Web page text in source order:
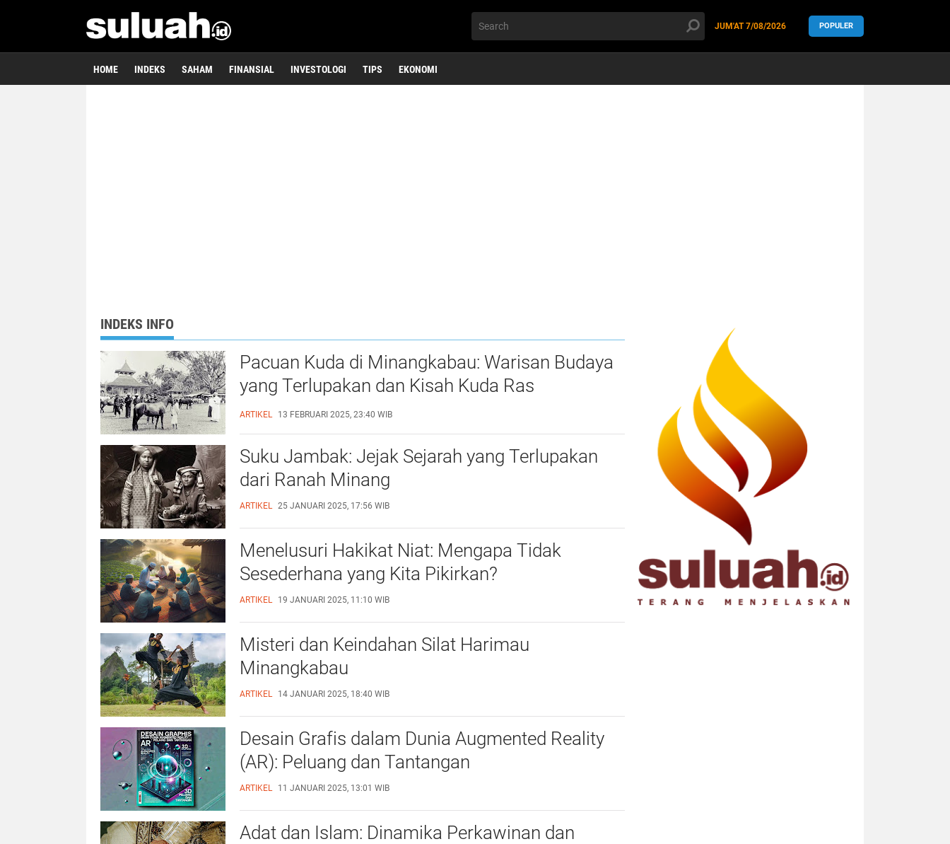
JUM'AT7/08/2026 POPULER
HOME INDEKS SAHAM FINANSIAL INVESTOLOGI TIPS EKONOMI
INDEKS INFO
Pacuan Kuda di Minangkabau: Warisan Budaya
yang Terlupakan dan Kisah Kuda Ras
Thoroughbred
ARTIKEL 13 FEBRUARI 2025, 23:40 WIB
Suku Jambak: Jejak Sejarah yang Terlupakan
dari Ranah Minang
ARTIKEL 25 JANUARI 2025, 17:56 WIB
Menelusuri Hakikat Niat: Mengapa Tidak
Sesederhana yang Kita Pikirkan?
ARTIKEL 19 JANUARI 2025, 11:10 WIB
Misteri dan Keindahan Silat Harimau
Minangkabau
ARTIKEL 14 JANUARI 2025, 18:40 WIB
Desain Grafis dalam Dunia Augmented Reality
(AR): Peluang dan Tantangan
ARTIKEL 11 JANUARI 2025, 13:01 WIB
Adat dan Islam: Dinamika Perkawinan dan